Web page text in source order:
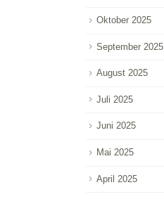
Oktober 2025
September 2025
August 2025
Juli 2025
Juni 2025
Mai 2025
April 2025